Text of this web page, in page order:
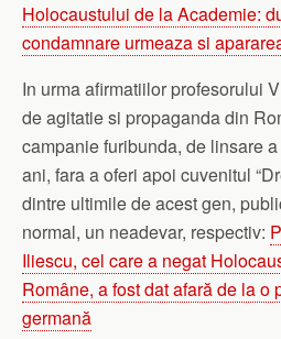
Holocaustului de la Academie:
condamnare urmeaza si
In urma afirmatiilor profesorului
de agitatie si propaganda din
campanie furibunda, de linsare
ani, fara a oferi apoi cuvenitul
dintre ultimile de acest gen,
normal, un neadevar, respectiv:
Iliescu, cel care a negat
Române, a fost dat afară de la o
germană